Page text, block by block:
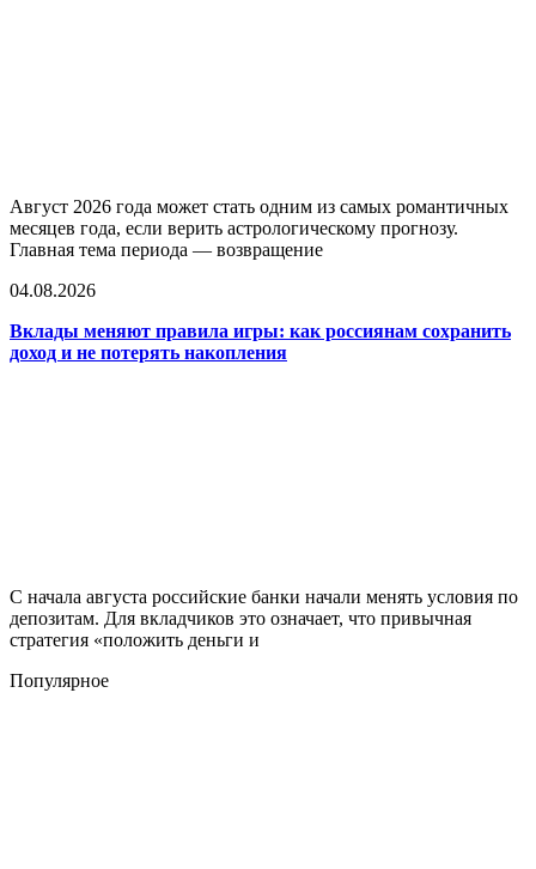
Август 2026 года может стать одним из самых романтичных
месяцев года, если верить астрологическому прогнозу.
Главная тема периода — возвращение
04.08.2026
Вклады меняют правила игры: как россиянам сохранить
доход и не потерять накопления
С начала августа российские банки начали менять условия по
депозитам. Для вкладчиков это означает, что привычная
стратегия «положить деньги и
Популярное